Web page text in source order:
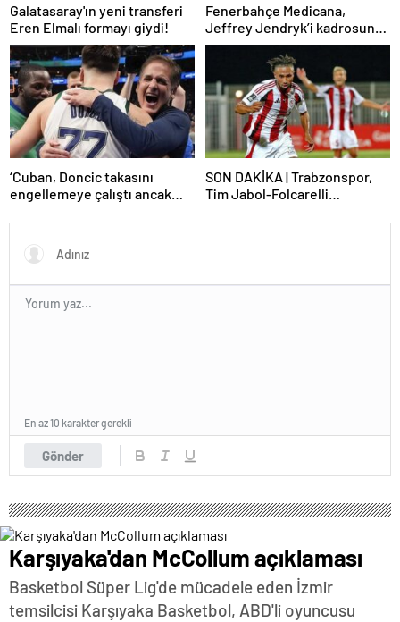
Galatasaray'ın yeni transferi
Eren Elmalı formayı giydi!
Fenerbahçe Medicana,
Jeffrey Jendryk’i kadrosuna
kattı
‘Cuban, Doncic takasını
engellemeye çalıştı ancak
Haberleri
SON DAKİKA | Trabzonspor,
Tim Jabol-Folcarelli
Gönder
En az 10 karakter gerekli
Karşıyaka'dan McCollum açıklaması
Basketbol Süper Lig'de mücadele eden İzmir
temsilcisi Karşıyaka Basketbol, ABD'li oyuncusu